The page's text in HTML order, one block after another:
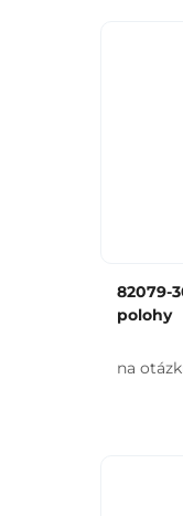
82079-
polohy
na